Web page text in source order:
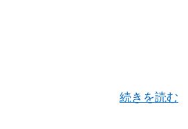
続きを読む